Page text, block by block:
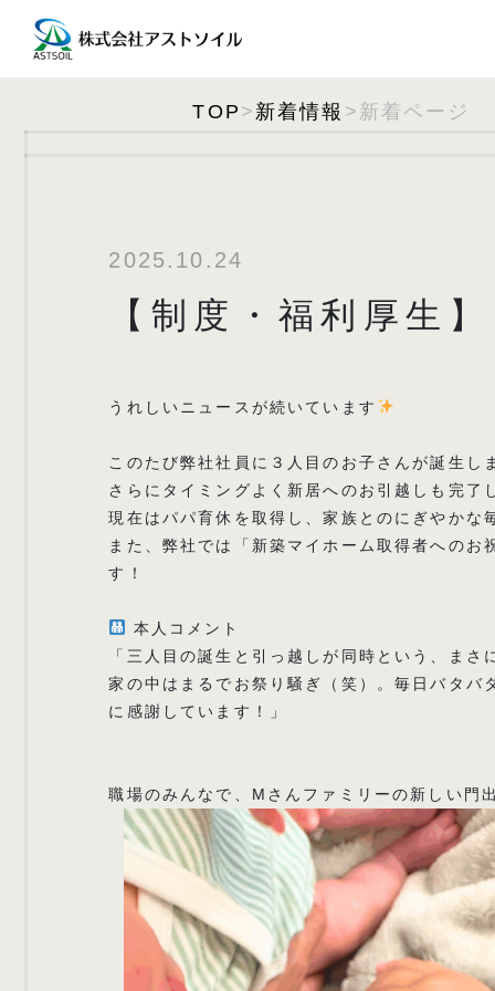
TOP > 新着情報 >新着ページ
2025.10.24
【制度・福利厚生
うれしいニュースが続いています
このたび弊社社員に３人目のお子さんが誕生し
さらにタイミングよく新居へのお引越しも完
現在はパパ育休を取得し、家族とのにぎやかな
また、弊社では「新築マイホーム取得者への
す！
本人コメント
「三人目の誕生と引っ越しが同時という、ま
家の中はまるでお祭り騒ぎ（笑）。毎日バタ
に感謝しています！」
職場のみんなで、Mさんファミリーの新しい門